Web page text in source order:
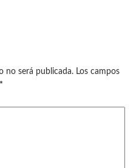
no será publicada. Los campos
*